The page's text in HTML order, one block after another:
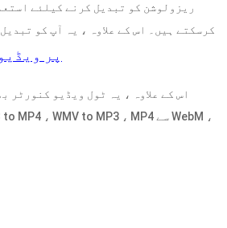
کرسکتے ہیں۔ اس کے علاوہ ، یہ آپ کو
GIF پر ویڈیو
اس کے علاوہ ، یہ ٹول ویڈیو کنورٹر